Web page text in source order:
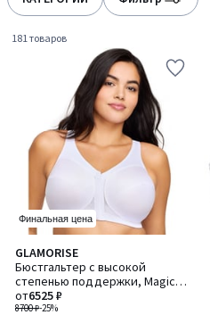
181 товаров
Финальная цена
GLAMORISE
Бюстгальтер с высокой
степенью поддержки, Magic
Lift / Меджик Лифт
8700 ₽-25%
от6525 ₽
3,8
/ 5
Количество
цветов:
3